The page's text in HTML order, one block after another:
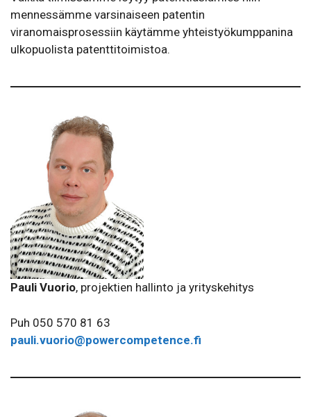
mennessämme varsinaiseen patentin
viranomaisprosessiin käytämme yhteistyökumppanina
ulkopuolista patenttitoimistoa.
Pauli Vuorio, projektien hallinto ja yrityskehitys
Puh 050 570 81 63
pauli.vuorio@powercompetence.fi